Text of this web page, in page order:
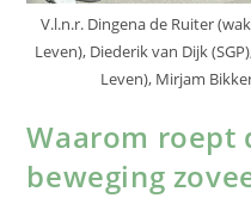
V.l.n.r. Dingena de Ruiter
Leven), Diederik van Dijk
Leven), Mirjam
Waarom roept
beweging